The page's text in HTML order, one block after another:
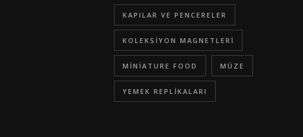
KAPILAR VE PENCERELER
KOLEKSIYON MAGNETLERI
MINIATURE FOOD MÜZE
YEMEK REPLIKALARI